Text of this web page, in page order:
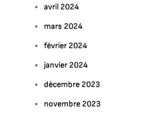
avril 2024
mars 2024
février 2024
janvier 2024
décembre 2023
novembre 2023